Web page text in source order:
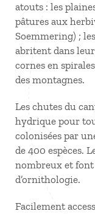
atouts : les
pâtures aux
Soemmering) ;
abritent dans
cornes en
des montagnes.
Les chutes du
hydrique pour
colonisées par
de 400 espèces.
nombreux et
d’ornithologie.
Facilement